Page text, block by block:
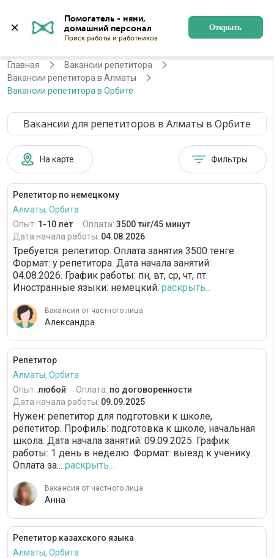
Помогатель - няни,
Поиск работы и работников
Открыть
Алматы Регистрация
Главная
Вакансии репетитора
Вакансии репетитора в Алматы
Вакансии репетитора в Орбите
Вакансии для репетиторов в Алматы в Орбите
На карте Фильтры
Репетитор по немецкому
Алматы, Орбита
Опыт: 1-10 лет Оплата: 3500 тнг/45 минут
Дата начала работы: 04.08.2026
Требуется: репетитор. Оплата занятия 3500 тенге.
Формат: у репетитора. Дата начала занятий:
04.08.2026. График работы: пн, вт, ср, чт, пт.
Иностранные языки: немецкий. раскрыть...
Вакансия от частного лица
Александра
Репетитор
Алматы, Орбита
Опыт: любой Оплата: по договоренности
Дата начала работы: 09.09.2025
Нужен: репетитор для подготовки к школе,
репетитор. Профиль: подготовка к школе, начальная
школа. Дата начала занятий: 09.09.2025. График
работы: 1 день в неделю. Формат: выезд к ученику.
Оплата за... раскрыть...
Вакансия от частного лица
Анна
Репетитор казахского языка
Алматы, Орбита